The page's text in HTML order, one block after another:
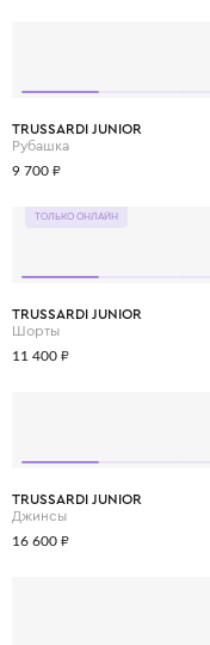
TRUSSARDI JUNIOR
Рубашка
9 700 ₽
ТОЛЬКО ОНЛАЙН
TRUSSARDI JUNIOR
Шорты
11 400 ₽
TRUSSARDI JUNIOR
Джинсы
16 600 ₽